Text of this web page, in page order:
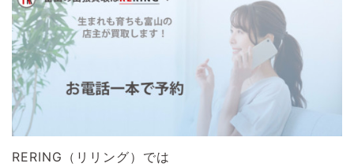
RERING（リリング）では